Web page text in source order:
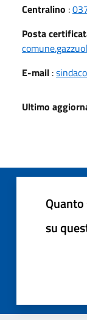
Centralino :
Posta
E-mail :
Ultimo
su